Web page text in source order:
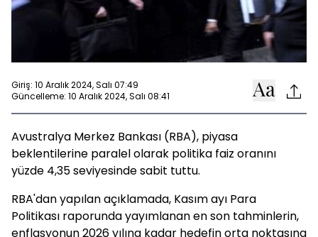
Giriş: 10 Aralık 2024, Salı 07:49
Güncelleme: 10 Aralık 2024, Salı 08:41
Avustralya Merkez Bankası (RBA), piyasa
beklentilerine paralel olarak politika faiz oranını
yüzde 4,35 seviyesinde sabit tuttu.
RBA'dan yapılan açıklamada, Kasım ayı Para
Politikası raporunda yayımlanan en son tahminlerin,
enflasyonun 2026 yılına kadar hedefin orta noktasına